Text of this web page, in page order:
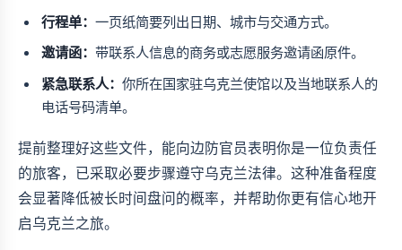
行程单：一页纸简要列出日期、城市与交通方式。
邀请函：带联系人信息的商务或志愿服务邀请函原件。
紧急联系人：你所在国家驻乌克兰使馆以及当地联系人的
电话号码清单。
提前整理好这些文件，能向边防官员表明你是一位负责任
的旅客，已采取必要步骤遵守乌克兰法律。这种准备程度
会显著降低被长时间盘问的概率，并帮助你更有信心地开
启乌克兰之旅。